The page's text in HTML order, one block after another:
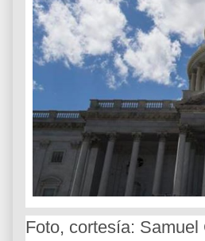
Foto, cortesía: